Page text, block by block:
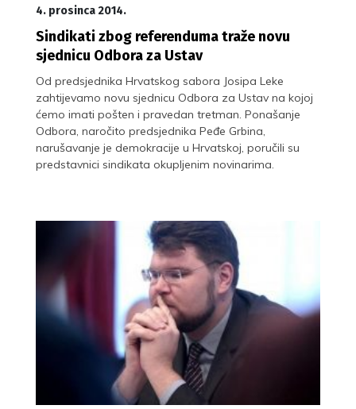
4. prosinca 2014.
Sindikati zbog referenduma traže novu
sjednicu Odbora za Ustav
Od predsjednika Hrvatskog sabora Josipa Leke
zahtijevamo novu sjednicu Odbora za Ustav na kojoj
ćemo imati pošten i pravedan tretman. Ponašanje
Odbora, naročito predsjednika Peđe Grbina,
narušavanje je demokracije u Hrvatskoj, poručili su
predstavnici sindikata okupljenim novinarima.